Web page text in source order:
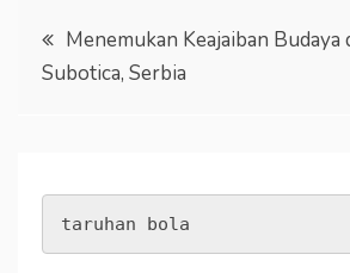
Post
navigation
Menemukan Keajaiban
Subotica, Serbia
taruhan bola